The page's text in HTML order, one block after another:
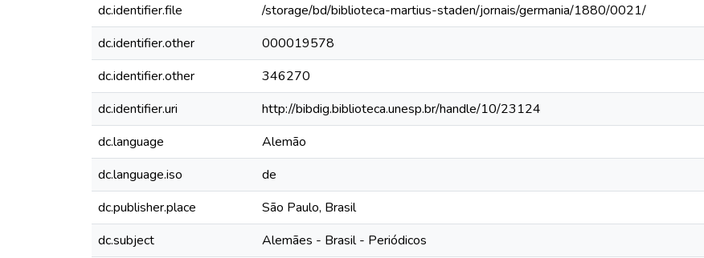
dc.identifier.file
/storage/bd/biblioteca-martius-staden/jornais/germania/1880/0021/
dc.identifier.other
000019578
dc.identifier.other
346270
dc.identifier.uri
http://bibdig.biblioteca.unesp.br/handle/10/23124
dc.language
Alemão
dc.language.iso
de
dc.publisher.place
São Paulo, Brasil
dc.subject
Alemães - Brasil - Periódicos